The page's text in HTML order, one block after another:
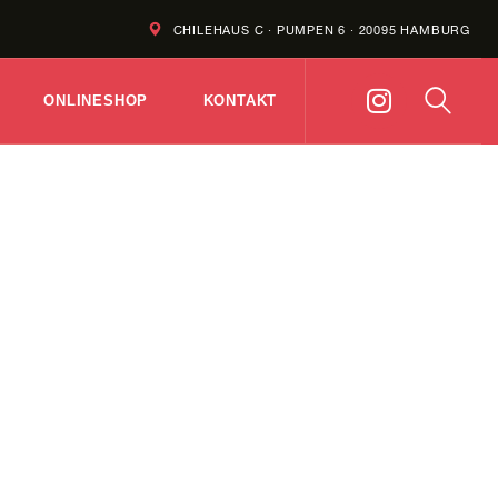
CHILEHAUS C · PUMPEN 6 · 20095 HAMBURG
ONLINESHOP KONTAKT